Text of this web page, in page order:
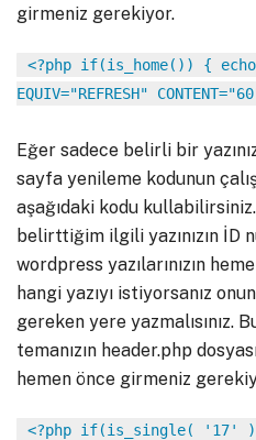
girmeniz gerekiyor.
<?php if(is_home()) { echo
EQUIV="REFRESH"
Eğer sadece belirli bir
sayfa yenileme kodunun
aşağıdaki kodu
belirttiğim ilgili yazınızın İD
wordpress yazılarınızın
hangi yazıyı istiyorsanız
gereken yere yazmalısınız.
temanızın header.php
hemen önce girmeniz
<?php if(is_single( '17' ))